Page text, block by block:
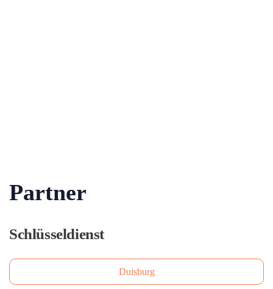
Partner
Schlüsseldienst
Duisburg